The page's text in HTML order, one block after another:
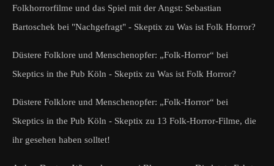
Folkhorrorfilme und das Spiel mit der Angst: Sebastian
Bartoschek bei "Nachgefragt" - Skeptix zu Was ist Folk Horror?
Düstere Folklore und Menschenopfer: „Folk-Horror“ bei
Skeptics in the Pub Köln - Skeptix zu Was ist Folk Horror?
Düstere Folklore und Menschenopfer: „Folk-Horror“ bei
Skeptics in the Pub Köln - Skeptix zu 13 Folk-Horror-Filme, die
ihr gesehen haben solltet!